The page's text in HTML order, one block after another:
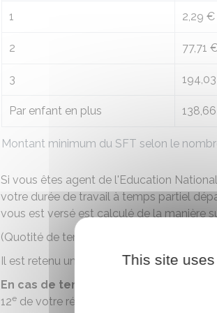
Montant minimum du SFT selon le
1 2,29 €
2 77,71
3
Par enfant en plus
Si vous êtes agent de l'Education
votre durée de travail à temps partiel
vous est versé est calculé de la manière
(Quotité de temps partiel x 4/7) + 40.
Il est retenu un pourcentage avec un
En cas de temps partiel annualisé,
12e de votre rémunération annuelle
This site